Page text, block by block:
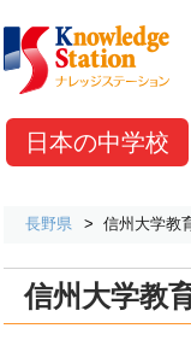
日本の中学校
長野県 信州大学教
信州大学教